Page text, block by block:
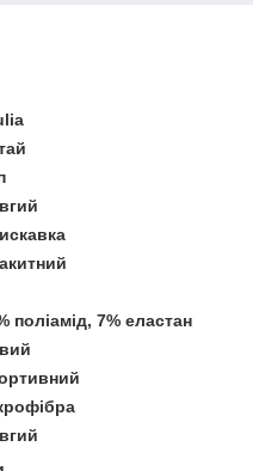
поліамід, 7% еластан